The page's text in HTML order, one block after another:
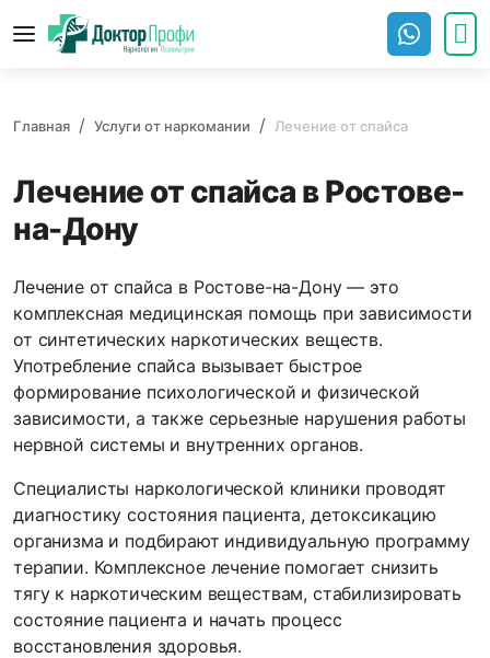
Главная Услуги от наркомании Лечение от спайса
Лечение от спайса в Ростове-
на-Дону
Лечение от спайса в Ростове-на-Дону — это
комплексная медицинская помощь при зависимости
от синтетических наркотических веществ.
Употребление спайса вызывает быстрое
формирование психологической и физической
зависимости, а также серьезные нарушения работы
нервной системы и внутренних органов.
Специалисты наркологической клиники проводят
диагностику состояния пациента, детоксикацию
организма и подбирают индивидуальную программу
терапии. Комплексное лечение помогает снизить
тягу к наркотическим веществам, стабилизировать
состояние пациента и начать процесс
восстановления здоровья.